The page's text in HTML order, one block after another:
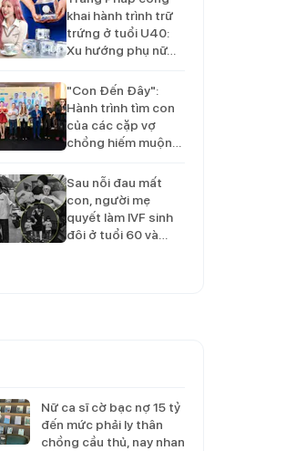
khai hành trình trữ
trứng ở tuổi U40:
Xu hướng phụ nữ…
"Con Đến Đây":
Hành trình tìm con
của các cặp vợ
chồng hiếm muộn…
Sau nỗi đau mất
con, người mẹ
quyết làm IVF sinh
đôi ở tuổi 60 và…
Nữ ca sĩ cờ bạc nợ 15 tỷ
đến mức phải ly thân
chồng cầu thủ, nay nhan